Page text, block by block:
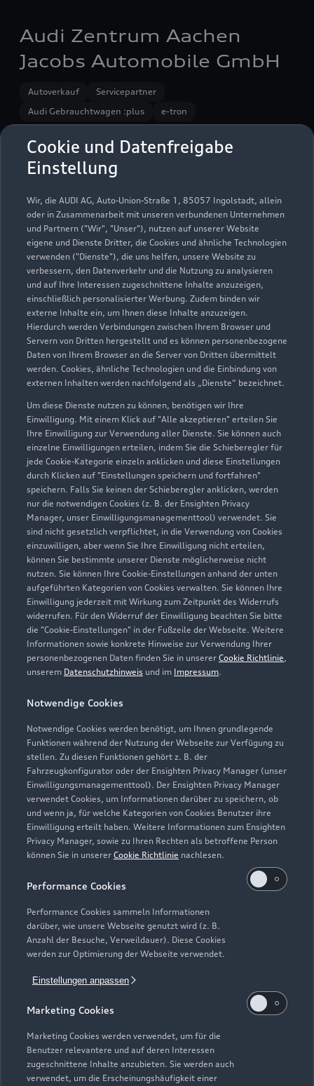
Cookie und Datenfreigabe
Einstellung
Wir, die AUDI AG, Auto-Union-Straße 1, 85057 Ingolstadt, allein
oder in Zusammenarbeit mit unseren verbundenen Unternehmen
und Partnern ("Wir", "Unser"), nutzen auf unserer Website
eigene und Dienste Dritter, die Cookies und ähnliche Technologien
verwenden ("Dienste"), die uns helfen, unsere Website zu
verbessern, den Datenverkehr und die Nutzung zu analysieren
und auf Ihre Interessen zugeschnittene Inhalte anzuzeigen,
einschließlich personalisierter Werbung. Zudem binden wir
externe Inhalte ein, um Ihnen diese Inhalte anzuzeigen.
Hierdurch werden Verbindungen zwischen Ihrem Browser und
Servern von Dritten hergestellt und es können personenbezogene
Daten von Ihrem Browser an die Server von Dritten übermittelt
werden. Cookies, ähnliche Technologien und die Einbindung von
externen Inhalten werden nachfolgend als „Dienste“ bezeichnet.
Um diese Dienste nutzen zu können, benötigen wir Ihre
Einwilligung. Mit einem Klick auf "Alle akzeptieren" erteilen Sie
Ihre Einwilligung zur Verwendung aller Dienste. Sie können auch
einzelne Einwilligungen erteilen, indem Sie die Schieberegler für
jede Cookie-Kategorie einzeln anklicken und diese Einstellungen
durch Klicken auf "Einstellungen speichern und fortfahren"
speichern. Falls Sie keinen der Schieberegler anklicken, werden
nur die notwendigen Cookies (z. B. der Ensighten Privacy
Manager, unser Einwilligungsmanagementtool) verwendet. Sie
sind nicht gesetzlich verpflichtet, in die Verwendung von Cookies
einzuwilligen, aber wenn Sie Ihre Einwilligung nicht erteilen,
können Sie bestimmte unserer Dienste möglicherweise nicht
nutzen. Sie können Ihre Cookie-Einstellungen anhand der unten
aufgeführten Kategorien von Cookies verwalten. Sie können Ihre
Einwilligung jederzeit mit Wirkung zum Zeitpunkt des Widerrufs
widerrufen. Für den Widerruf der Einwilligung beachten Sie bitte
die "Cookie-Einstellungen" in der Fußzeile der Webseite. Weitere
Informationen sowie konkrete Hinweise zur Verwendung Ihrer
personenbezogenen Daten finden Sie in unserer Cookie Richtlinie,
unserem Datenschutzhinweis und im Impressum.
Notwendige Cookies
Notwendige Cookies werden benötigt, um Ihnen grundlegende
Funktionen während der Nutzung der Webseite zur Verfügung zu
stellen. Zu diesen Funktionen gehört z. B. der
Fahrzeugkonfigurator oder der Ensighten Privacy Manager (unser
Einwilligungsmanagementtool). Der Ensighten Privacy Manager
verwendet Cookies, um Informationen darüber zu speichern, ob
und wenn ja, für welche Kategorien von Cookies Benutzer ihre
Einwilligung erteilt haben. Weitere Informationen zum Ensighten
Privacy Manager, sowie zu Ihren Rechten als betroffene Person
können Sie in unserer Cookie Richtlinie nachlesen.
Performance Cookies
Performance Cookies sammeln Informationen
darüber, wie unsere Webseite genutzt wird (z. B.
Anzahl der Besuche, Verweildauer). Diese Cookies
werden zur Optimierung der Webseite verwendet.
Einstellungen anpassen
Marketing Cookies
Marketing Cookies werden verwendet, um für die
Benutzer relevantere und auf deren Interessen
zugeschnittene Inhalte anzubieten. Sie werden auch
verwendet, um die Erscheinungshäufigkeit einer
Audi Zentrum Aachen
Jacobs Automobile GmbH
Autoverkauf
Servicepartner
Audi Gebrauchtwagen :plus
e-tron
Krefelder Straße 674
41066 Mönchengladbach
02161 475950
info@jacobs-moenchengladbach.de
Kontaktdaten herunterladen
Öffnungszeiten
Verkauf
Geschlossen,öffnet am Freitag 08:00
Service
Geschlossen,öffnet amFreitag 07:30
Geschlossen,öffnet am
Zurück nach oben
Modelle
Elektromodelle
Plug-in-Hybride
Neuwagensuche
Gebrauchtwagensuche
Geschäftskunden
Service & Zubehör
Saisonale Angebote
Audi Services
Garantie
Audi digital services
myAudi
Support
Audi Code
Häufige Fragen (FAQ)
Über Audi
Unternehmen
Karriere